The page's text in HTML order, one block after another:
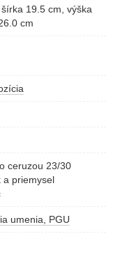
19.5 cm, výška
cm
ceruzou 23/30
a priemysel
1980
umenia, PGU